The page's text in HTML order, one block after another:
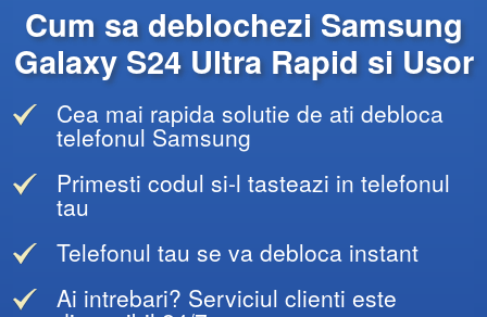
Cum sa deblochezi Samsung
Galaxy S24 Ultra Rapid si Usor
Cea mai rapida solutie de ati debloca
telefonul Samsung
Primesti codul si-l tasteazi in telefonul
tau
Telefonul tau se va debloca instant
Ai intrebari? Serviciul clienti este